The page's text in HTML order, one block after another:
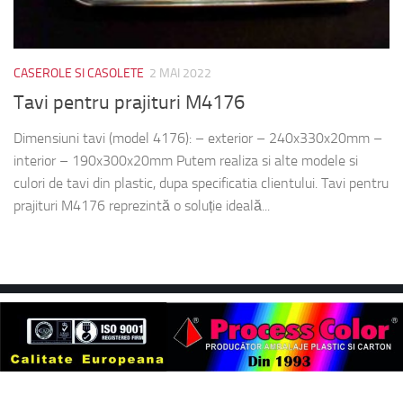
CASEROLE SI CASOLETE 2 MAI 2022
Tavi pentru prajituri M4176
Dimensiuni tavi (model 4176): – exterior – 240x330x20mm –
interior – 190x300x20mm Putem realiza si alte modele si
culori de tavi din plastic, dupa specificatia clientului. Tavi pentru
prajituri M4176 reprezintă o soluție ideală...